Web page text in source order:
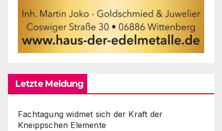
Letzte Meldung
Fachtagung widmet sich der Kraft der
Kneippschen Elemente